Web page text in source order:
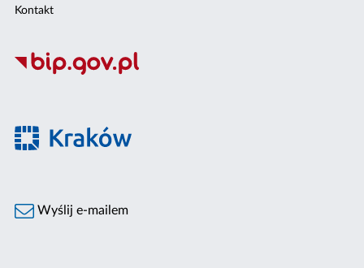
Kontakt
Wyślij e-mailem